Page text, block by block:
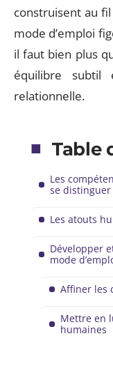
construisent au
mode d’emploi
il faut bien plus
équilibre subtil
relationnelle.
Table
Les
se distinguer
Les atouts
Développer
mode
Affiner les
Mettre en
humaines